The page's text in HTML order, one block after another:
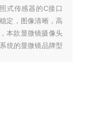
式传感器的C接口
定，图像清晰，高
本款显微镜摄像头
统的显微镜品牌型